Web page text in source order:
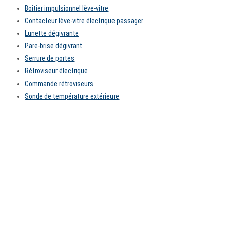
Boîtier impulsionnel lève-vitre
Contacteur lève-vitre électrique passager
Lunette dégivrante
Pare-brise dégivrant
Serrure de portes
Rétroviseur électrique
Commande rétroviseurs
Sonde de température extérieure